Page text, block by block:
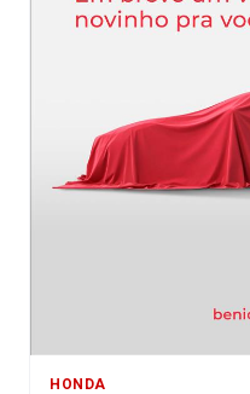
HONDA